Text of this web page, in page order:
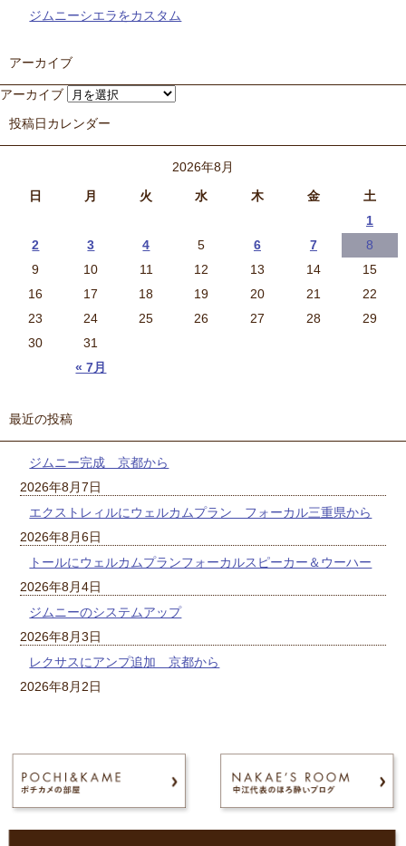
ジムニーシエラをカスタム
アーカイブ
アーカイブ
投稿日カレンダー
2026年8月
日
月 火 水 木 金 土
« 7月
1
2
3 4 5 6 7
8
9
10 11 12 13 14
15
16
17 18 19 20 21
22
23
24 25 26 27 28
29
30
31
最近の投稿
ジムニー完成 京都から
2026年8月7日
エクストレィルにウェルカムプラン フォーカル三重県から
2026年8月6日
トールにウェルカムプランフォーカルスピーカー＆ウーハー
2026年8月4日
ジムニーのシステムアップ
2026年8月3日
レクサスにアンプ追加 京都から
2026年8月2日